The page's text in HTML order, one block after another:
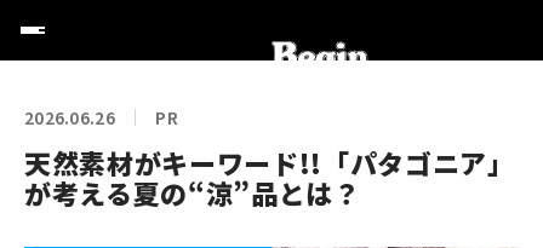
2026.06.26 PR
天然素材がキーワード!!「パタゴニア」
が考える夏の“涼”品とは？